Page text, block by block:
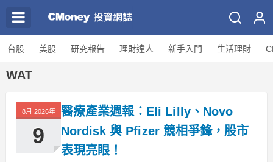
台股 美股 研究報告 理財達人 新手入門 生活理財
WAT
8月 2026年
9
醫療產業週報：Eli Lilly、Novo
Nordisk 與 Pfizer 競相爭鋒，股市
表現亮眼！